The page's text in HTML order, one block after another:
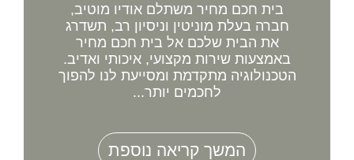
בית חכם מחיר משתלם אודיו מוטיב,
חברה בעלת מוניטין וניסיון רב, תשדרג
את הבית שלכם אל בית חכם מחיר
באמצעות שירות מקצועי, איכותי ואדיב.
הטכנולוגיה מתקדמת ומסייעת לנו להפוך
לחכמים יותר...
המשך קריאה נוספת